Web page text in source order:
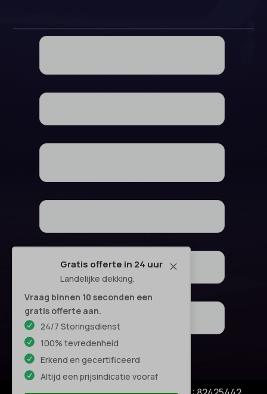
M
Gratis offerte in 24 uur
Landelijke dekking.
Vraag binnen 10 seconden een
gratis offerte aan.
24/7 Storingsdienst
100% tevredenheid
Erkend en gecertificeerd
Altijd een prijsindicatie vooraf